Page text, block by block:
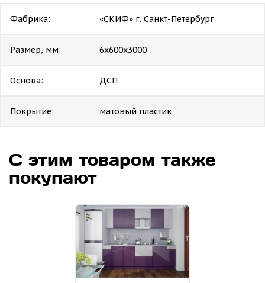
Фабрика: «СКИФ» г. Санкт-Петербург
Размер, мм: 6х600х3000
Основа: ДСП
Покрытие: матовый пластик
С этим товаром также
покупают